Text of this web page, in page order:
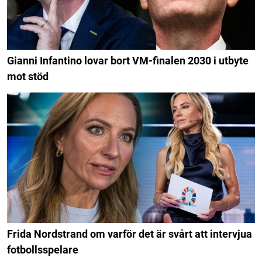
Gianni Infantino lovar bort VM-finalen 2030 i utbyte
mot stöd
Frida Nordstrand om varför det är svårt att intervjua
fotbollsspelare